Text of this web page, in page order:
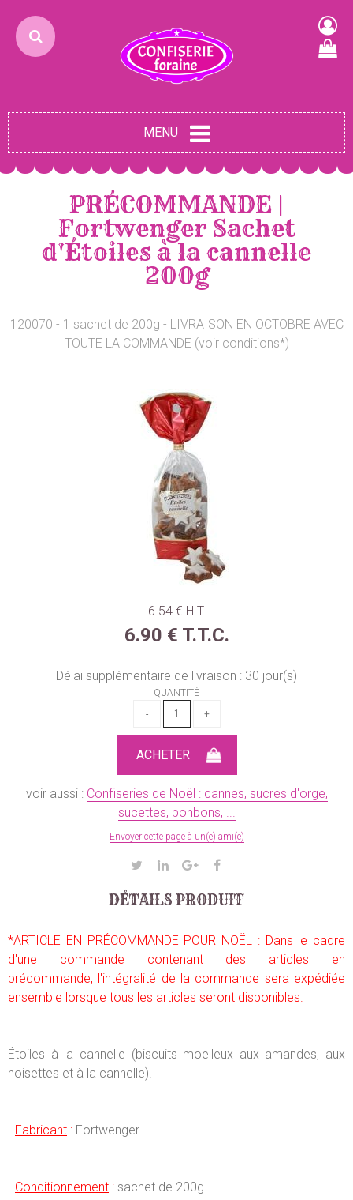
MENU
PRÉCOMMANDE |
Fortwenger Sachet
d'Étoiles à la cannelle
200g
120070 - 1 sachet de 200g - LIVRAISON EN OCTOBRE AVEC
TOUTE LA COMMANDE (voir conditions*)
6.54€ H.T.
6.90 € T.T.C.
Délai supplémentaire de livraison : 30 jour(s)
QUANTITÉ
voir aussi : Confiseries de Noël : cannes, sucres d'orge,
sucettes, bonbons, ...
Envoyer cette page à un(e) ami(e)
DÉTAILS PRODUIT
*ARTICLE EN PRÉCOMMANDE POUR NOËL : Dans le cadre
d'une commande contenant des articles en
précommande, l'intégralité de la commande sera expédiée
ensemble lorsque tous les articles seront disponibles.
Étoiles à la cannelle (biscuits moelleux aux amandes, aux
noisettes et à la cannelle).
- Fabricant : Fortwenger
- Conditionnement : sachet de 200g